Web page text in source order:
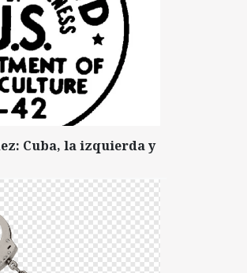
Cuba, la izquierda y